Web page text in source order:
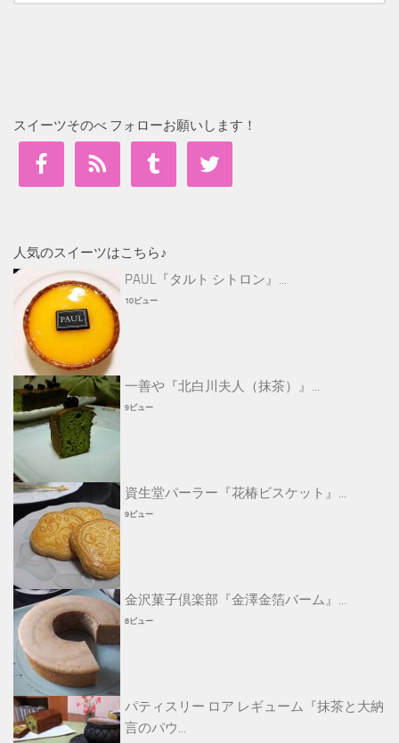
スイーツそのべ フォローお願いします！
人気のスイーツはこちら♪
PAUL『タルト シトロン』...
10ビュー
一善や『北白川夫人（抹茶）』...
9ビュー
資生堂パーラー『花椿ビスケット』...
9ビュー
金沢菓子倶楽部『金澤金箔バーム』...
8ビュー
パティスリー ロア レギューム『抹茶と大納
言のパウ...